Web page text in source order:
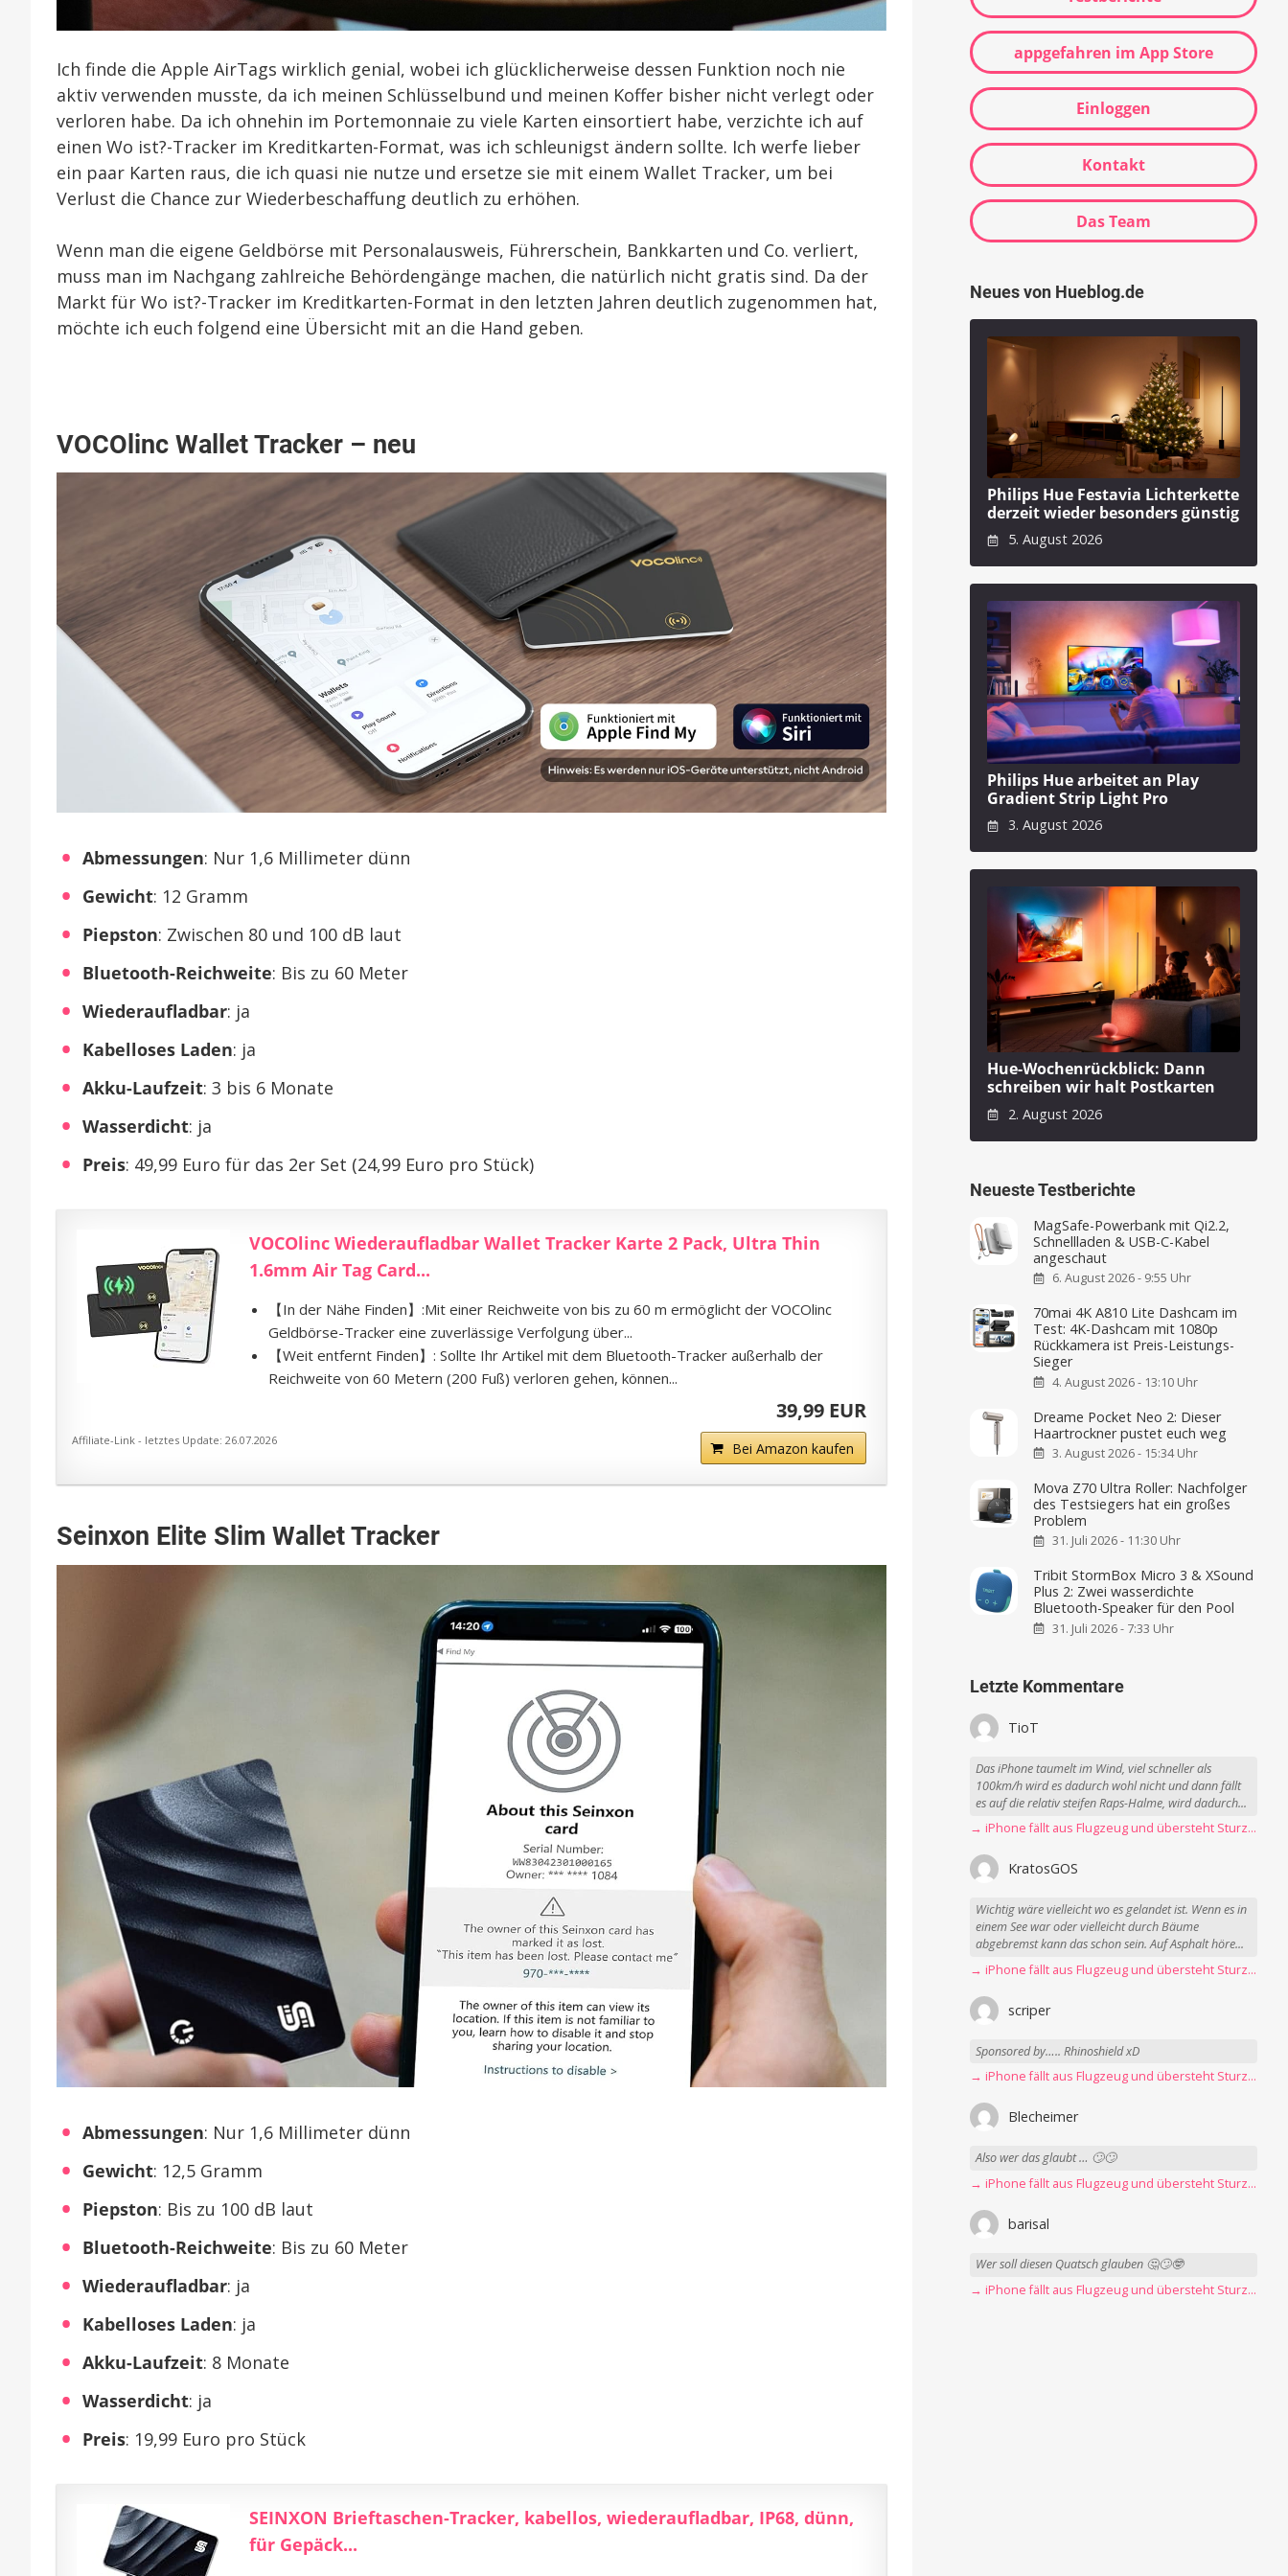
Ich finde die Apple AirTags wirklich genial, wobei ich glücklicherweise dessen Funktion noch nie
aktiv verwenden musste, da ich meinen Schlüsselbund und meinen Koffer bisher nicht verlegt oder
verloren habe. Da ich ohnehin im Portemonnaie zu viele Karten einsortiert habe, verzichte ich auf
einen Wo ist?-Tracker im Kreditkarten-Format, was ich schleunigst ändern sollte. Ich werfe lieber
ein paar Karten raus, die ich quasi nie nutze und ersetze sie mit einem Wallet Tracker, um bei
Verlust die Chance zur Wiederbeschaffung deutlich zu erhöhen.
Wenn man die eigene Geldbörse mit Personalausweis, Führerschein, Bankkarten und Co. verliert,
muss man im Nachgang zahlreiche Behördengänge machen, die natürlich nicht gratis sind. Da der
Markt für Wo ist?-Tracker im Kreditkarten-Format in den letzten Jahren deutlich zugenommen hat,
möchte ich euch folgend eine Übersicht mit an die Hand geben.
VOCOlinc Wallet Tracker – neu
Abmessungen: Nur 1,6 Millimeter dünn
Gewicht: 12 Gramm
Piepston: Zwischen 80 und 100 dB laut
Bluetooth-Reichweite: Bis zu 60 Meter
Wiederaufladbar: ja
Kabelloses Laden: ja
Akku-Laufzeit: 3 bis 6 Monate
Wasserdicht: ja
Preis: 49,99 Euro für das 2er Set (24,99 Euro pro Stück)
VOCOlinc Wiederaufladbar Wallet Tracker Karte 2 Pack, Ultra Thin
1.6mm Air Tag Card...
【In der Nähe Finden】:Mit einer Reichweite von bis zu 60 m ermöglicht der VOCOlinc
Geldbörse-Tracker eine zuverlässige Verfolgung über...
【Weit entfernt Finden】: Sollte Ihr Artikel mit dem Bluetooth-Tracker außerhalb der
Reichweite von 60 Metern (200 Fuß) verloren gehen, können...
39,99 EUR
Bei Amazon kaufen
Affiliate-Link - letztes Update: 26.07.2026
Seinxon Elite Slim Wallet Tracker
Abmessungen: Nur 1,6 Millimeter dünn
Gewicht: 12,5 Gramm
Piepston: Bis zu 100 dB laut
Bluetooth-Reichweite: Bis zu 60 Meter
Wiederaufladbar: ja
Kabelloses Laden: ja
Akku-Laufzeit: 8 Monate
Wasserdicht: ja
Preis: 19,99 Euro pro Stück
SEINXON Brieftaschen-Tracker, kabellos, wiederaufladbar, IP68, dünn,
für Gepäck...
appgefahren im App Store
Einloggen
Kontakt
Das Team
Neues von Hueblog.de
Philips Hue Festavia Lichterkette
derzeit wieder besonders günstig
5. August 2026
Philips Hue arbeitet an Play
Gradient Strip Light Pro
3. August 2026
Hue-Wochenrückblick: Dann
schreiben wir halt Postkarten
2. August 2026
Neueste Testberichte
MagSafe-Powerbank mit Qi2.2,
Schnellladen & USB-C-Kabel
angeschaut
6. August 2026 - 9:55 Uhr
70mai 4K A810 Lite Dashcam im
Test: 4K-Dashcam mit 1080p
Rückkamera ist Preis-Leistungs-
Sieger
4. August 2026 - 13:10 Uhr
Dreame Pocket Neo 2: Dieser
Haartrockner pustet euch weg
3. August 2026 - 15:34 Uhr
Mova Z70 Ultra Roller: Nachfolger
des Testsiegers hat ein großes
Problem
31. Juli 2026 - 11:30 Uhr
Tribit StormBox Micro 3 & XSound
Plus 2: Zwei wasserdichte
Bluetooth-Speaker für den Pool
31. Juli 2026 - 7:33 Uhr
Letzte Kommentare
TioT
Das iPhone taumelt im Wind, viel schneller als
100km/h wird es dadurch wohl nicht und dann fällt
es auf die relativ steifen Raps-Halme, wird dadurch...
→ iPhone fällt aus Flugzeug und übersteht Sturz unbeschadet
KratosGOS
Wichtig wäre vielleicht wo es gelandet ist. Wenn es in
einem See war oder vielleicht durch Bäume
abgebremst kann das schon sein. Auf Asphalt höre...
→ iPhone fällt aus Flugzeug und übersteht Sturz unbeschadet
scriper
Sponsored by….. Rhinoshield xD
→ iPhone fällt aus Flugzeug und übersteht Sturz unbeschadet
Blecheimer
Also wer das glaubt … 🙄🙄
→ iPhone fällt aus Flugzeug und übersteht Sturz unbeschadet
barisal
Wer soll diesen Quatsch glauben 🤔🙄🤓
→ iPhone fällt aus Flugzeug und übersteht Sturz unbeschadet